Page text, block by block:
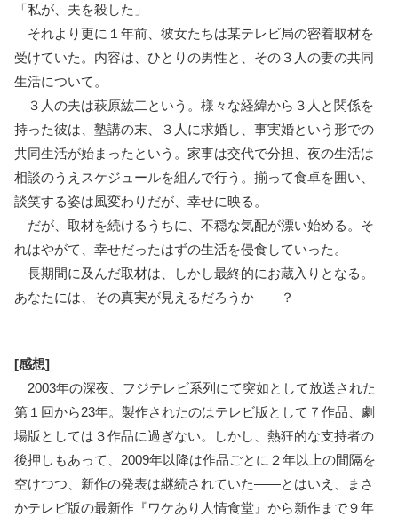
「私が、夫を殺した」
それより更に１年前、彼女たちは某テレビ局の密着取材を
受けていた。内容は、ひとりの男性と、その３人の妻の共同
生活について。
３人の夫は萩原紘二という。様々な経緯から３人と関係を
持った彼は、塾講の末、３人に求婚し、事実婚という形での
共同生活が始まったという。家事は交代で分担、夜の生活は
相談のうえスケジュールを組んで行う。揃って食卓を囲い、
談笑する姿は風変わりだが、幸せに映る。
だが、取材を続けるうちに、不穏な気配が漂い始める。そ
れはやがて、幸せだったはずの生活を侵食していった。
長期間に及んだ取材は、しかし最終的にお蔵入りとなる。
あなたには、その真実が見えるだろうか――？
[感想]
2003年の深夜、フジテレビ系列にて突如として放送された
第１回から23年。製作されたのはテレビ版として７作品、劇
場版としては３作品に過ぎない。しかし、熱狂的な支持者の
後押しもあって、2009年以降は作品ごとに２年以上の間隔を
空けつつ、新作の発表は継続されていた――とはいえ、まさ
かテレビ版の最新作『ワケあり人情食堂』から新作まで９年